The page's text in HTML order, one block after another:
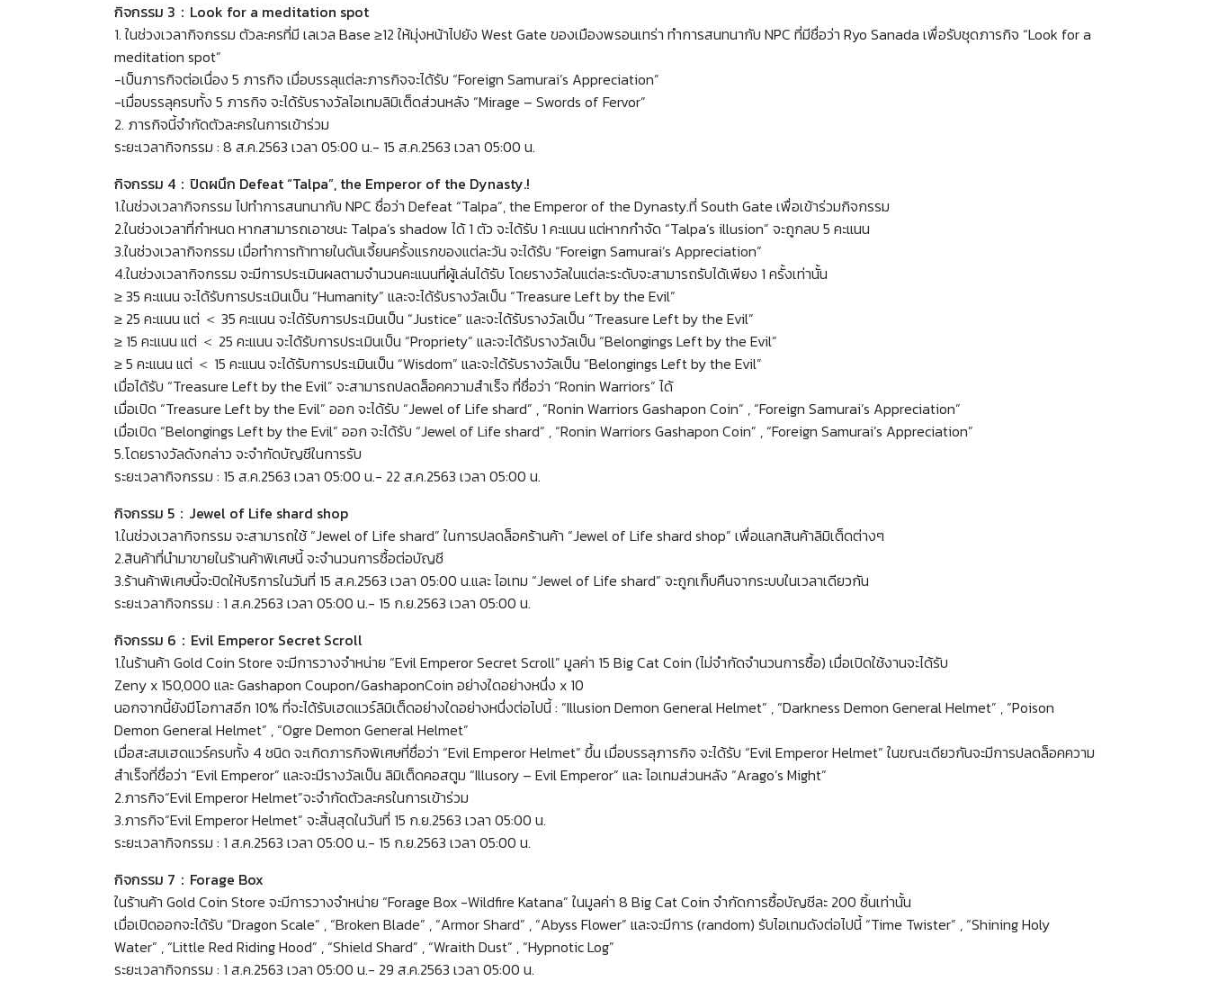
กิจกรรม 3：Look for a meditation spot
1. ในช่วงเวลากิจกรรม ตัวละครที่มี เลเวล Base ≥12 ให้มุ่งหน้าไปยัง West Gate ของเมืองพรอนเทร่า ทำการสนทนากับ NPC ที่มีชื่อว่า Ryo Sanada เพื่อรับชุดภารกิจ “Look for a
meditation spot”
-เป็นภารกิจต่อเนื่อง 5 ภารกิจ เมื่อบรรลุแต่ละภารกิจจะได้รับ “Foreign Samurai’s Appreciation”
-เมื่อบรรลุครบทั้ง 5 ภารกิจ จะได้รับรางวัลไอเทมลิมิเต็ดส่วนหลัง “Mirage – Swords of Fervor”
2. ภารกิจนี้จำกัดตัวละครในการเข้าร่วม
ระยะเวลากิจกรรม : 8 ส.ค.2563 เวลา 05:00 น.- 15 ส.ค.2563 เวลา 05:00 น.
กิจกรรม 4：ปิดผนึก Defeat “Talpa”, the Emperor of the Dynasty.!
1.ในช่วงเวลากิจกรรม ไปทำการสนทนากับ NPC ชื่อว่า Defeat “Talpa”, the Emperor of the Dynasty.ที่ South Gate เพื่อเข้าร่วมกิจกรรม
2.ในช่วงเวลาที่กำหนด หากสามารถเอาชนะ Talpa’s shadow ได้ 1 ตัว จะได้รับ 1 คะแนน แต่หากกำจัด “Talpa’s illusion” จะถูกลบ 5 คะแนน
3.ในช่วงเวลากิจกรรม เมื่อทำการท้าทายในดันเจี้ยนครั้งแรกของแต่ละวัน จะได้รับ “Foreign Samurai’s Appreciation”
4.ในช่วงเวลากิจกรรม จะมีการประเมินผลตามจำนวนคะแนนที่ผู้เล่นได้รับ โดยรางวัลในแต่ละระดับจะสามารถรับได้เพียง 1 ครั้งเท่านั้น
≥ 35 คะแนน จะได้รับการประเมินเป็น “Humanity” และจะได้รับรางวัลเป็น “Treasure Left by the Evil”
≥ 25 คะแนน แต่ ＜ 35 คะแนน จะได้รับการประเมินเป็น “Justice” และจะได้รับรางวัลเป็น “Treasure Left by the Evil”
≥ 15 คะแนน แต่ ＜ 25 คะแนน จะได้รับการประเมินเป็น “Propriety” และจะได้รับรางวัลเป็น “Belongings Left by the Evil”
≥ 5 คะแนน แต่ ＜ 15 คะแนน จะได้รับการประเมินเป็น “Wisdom” และจะได้รับรางวัลเป็น “Belongings Left by the Evil”
เมื่อได้รับ “Treasure Left by the Evil” จะสามารถปลดล็อคความสำเร็จ ที่ชื่อว่า “Ronin Warriors” ได้
เมื่อเปิด “Treasure Left by the Evil” ออก จะได้รับ “Jewel of Life shard” , “Ronin Warriors Gashapon Coin” , “Foreign Samurai’s Appreciation”
เมื่อเปิด “Belongings Left by the Evil” ออก จะได้รับ “Jewel of Life shard” , “Ronin Warriors Gashapon Coin” , “Foreign Samurai’s Appreciation”
5.โดยรางวัลดังกล่าว จะจำกัดบัญชีในการรับ
ระยะเวลากิจกรรม : 15 ส.ค.2563 เวลา 05:00 น.- 22 ส.ค.2563 เวลา 05:00 น.
กิจกรรม 5：Jewel of Life shard shop
1.ในช่วงเวลากิจกรรม จะสามารถใช้ “Jewel of Life shard” ในการปลดล็อคร้านค้า “Jewel of Life shard shop” เพื่อแลกสินค้าลิมิเต็ดต่างๆ
2.สินค้าที่นำมาขายในร้านค้าพิเศษนี้ จะจำนวนการซื้อต่อบัญชี
3.ร้านค้าพิเศษนี้จะปิดให้บริการในวันที่ 15 ส.ค.2563 เวลา 05:00 น.และ ไอเทม “Jewel of Life shard” จะถูกเก็บคืนจากระบบในเวลาเดียวกัน
ระยะเวลากิจกรรม : 1 ส.ค.2563 เวลา 05:00 น.- 15 ก.ย.2563 เวลา 05:00 น.
กิจกรรม 6：Evil Emperor Secret Scroll
1.ในร้านค้า Gold Coin Store จะมีการวางจำหน่าย “Evil Emperor Secret Scroll” มูลค่า 15 Big Cat Coin (ไม่จำกัดจำนวนการซื้อ) เมื่อเปิดใช้งานจะได้รับ
Zeny x 150,000 และ Gashapon Coupon/GashaponCoin อย่างใดอย่างหนึ่ง x 10
นอกจากนี้ยังมีโอกาสอีก 10% ที่จะได้รับเฮดแวร์ลิมิเต็ดอย่างใดอย่างหนึ่งต่อไปนี้ : “Illusion Demon General Helmet” , “Darkness Demon General Helmet” , “Poison
Demon General Helmet” , “Ogre Demon General Helmet”
เมื่อสะสมเฮดแวร์ครบทั้ง 4 ชนิด จะเกิดภารกิจพิเศษที่ชื่อว่า “Evil Emperor Helmet” ขึ้น เมื่อบรรลุภารกิจ จะได้รับ “Evil Emperor Helmet” ในขณะเดียวกันจะมีการปลดล็อคความ
สำเร็จที่ชื่อว่า “Evil Emperor” และจะมีรางวัลเป็น ลิมิเต็ดคอสตูม “Illusory – Evil Emperor” และ ไอเทมส่วนหลัง “Arago’s Might”
2.ภารกิจ“Evil Emperor Helmet”จะจำกัดตัวละครในการเข้าร่วม
3.ภารกิจ“Evil Emperor Helmet” จะสิ้นสุดในวันที่ 15 ก.ย.2563 เวลา 05:00 น.
ระยะเวลากิจกรรม : 1 ส.ค.2563 เวลา 05:00 น.- 15 ก.ย.2563 เวลา 05:00 น.
กิจกรรม 7：Forage Box
ในร้านค้า Gold Coin Store จะมีการวางจำหน่าย “Forage Box -Wildfire Katana” ในมูลค่า 8 Big Cat Coin จำกัดการซื้อบัญชีละ 200 ชิ้นเท่านั้น
เมื่อเปิดออกจะได้รับ “Dragon Scale” , “Broken Blade” , “Armor Shard” , “Abyss Flower” และจะมีการ (random) รับไอเทมดังต่อไปนี้ “Time Twister” , “Shining Holy
Water” , “Little Red Riding Hood” , “Shield Shard” , “Wraith Dust” , “Hypnotic Log”
ระยะเวลากิจกรรม : 1 ส.ค.2563 เวลา 05:00 น.- 29 ส.ค.2563 เวลา 05:00 น.